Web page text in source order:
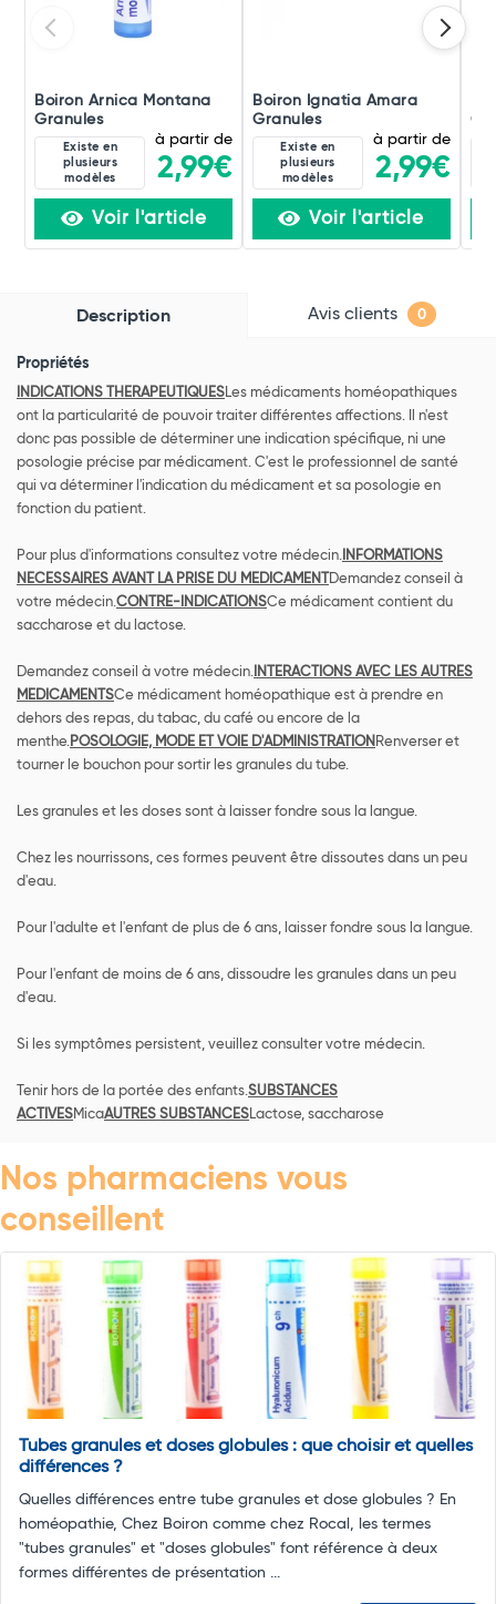
Boiron Arnica Montana
Granules
Existe en
plusieurs
modèles
à partir de
2,99€
Voir l'article
Boiron Ignatia Amara
Granules
Existe en
plusieurs
modèles
à partir de
2,99€
Voir l'article
Description Avis clients 0
Propriétés
INDICATIONS THERAPEUTIQUESLes médicaments homéopathiques
ont la particularité de pouvoir traiter différentes affections. Il n'est
donc pas possible de déterminer une indication spécifique, ni une
posologie précise par médicament. C'est le professionnel de santé
qui va déterminer l'indication du médicament et sa posologie en
fonction du patient.
Pour plus d'informations consultez votre médecin. INFORMATIONS
NECESSAIRES AVANT LA PRISE DU MEDICAMENTDemandez conseil à
votre médecin.CONTRE-INDICATIONSCe médicament contient du
saccharose et du lactose.
Demandez conseil à votre médecin. INTERACTIONS AVEC LES AUTRES
MEDICAMENTSCe médicament homéopathique est à prendre en
dehors des repas, du tabac, du café ou encore de la
menthe.POSOLOGIE, MODE ET VOIE D'ADMINISTRATION Renverser et
tourner le bouchon pour sortir les granules du tube.
Les granules et les doses sont à laisser fondre sous la langue.
Chez les nourrissons, ces formes peuvent être dissoutes dans un peu
d'eau.
Pour l'adulte et l'enfant de plus de 6 ans, laisser fondre sous la langue.
Pour l'enfant de moins de 6 ans, dissoudre les granules dans un peu
d'eau.
Si les symptômes persistent, veuillez consulter votre médecin.
Tenir hors de la portée des enfants.SUBSTANCES
ACTIVESMicaAUTRES SUBSTANCESLactose, saccharose
Nos pharmaciens vous
conseillent
Tubes granules et doses globules : que choisir et quelles
différences ?
Quelles différences entre tube granules et dose globules ? En
homéopathie, Chez Boiron comme chez Rocal, les termes
"tubes granules" et "doses globules" font référence à deux
formes différentes de présentation ...